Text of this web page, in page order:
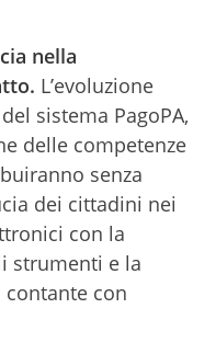
nella
L’evoluzione
sistema PagoPA,
delle competenze
senza
dei cittadini nei
con la
strumenti e la
con